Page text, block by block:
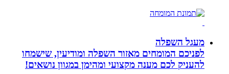
מעגל השפלה
לפניכם המומחים מאזור השפלה ומודיעין, שישמחו
להעניק לכם מענה מקצועי ומהימן במגוון נושאים!